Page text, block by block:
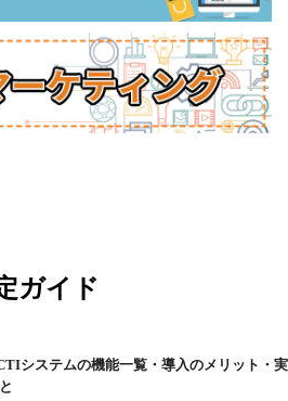
ガイド
システムの機能一覧・導入のメリット・実